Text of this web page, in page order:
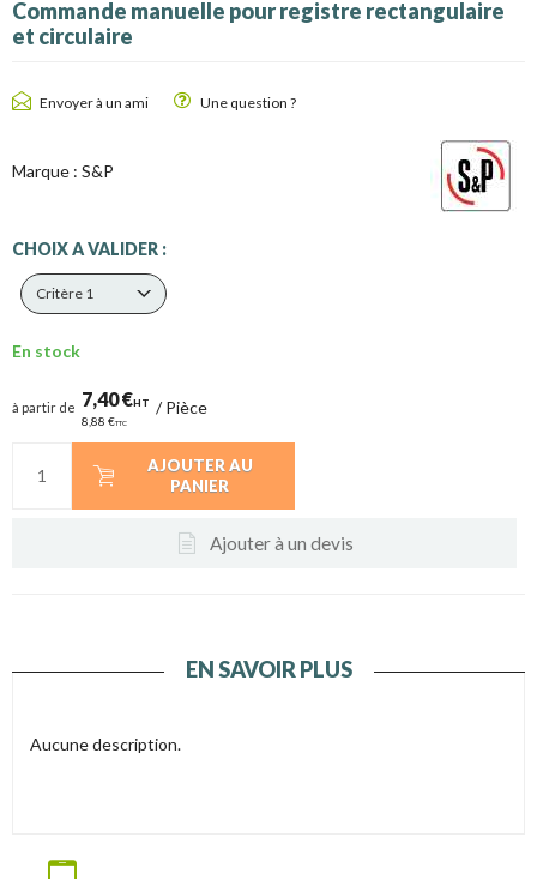
Commande manuelle pour registre rectangulaire
et circulaire
Envoyer à un ami Une question ?
Marque : S&P
CHOIX A VALIDER :
Critère 1
En stock
à partir de 7,40 €HT
8,88 €TTC
/Pièce
AJOUTER AU
PANIER
Ajouter à un devis
EN SAVOIR PLUS
Aucune description.